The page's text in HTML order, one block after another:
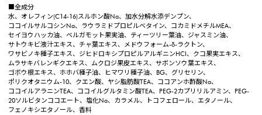
■全成分
水、オレフィン(C14-16)スルホン酸Na、加水分解水添デンプン、
ココイルサルコシンNa、ラウラミドプロピルベタイン、コカミドメチルMEA、
セイヨウハッカ油、ベルガモット果実油、ティーツリー葉油、ジャスミン油、
サトウキビ液汁エキス、チャ葉エキス、メドウフォーム-δ-ラクトン、
ワサビノキ種子エキス、ジヒドロキシプロピルアルギニンHCI、クコ果実エキス、
ムラサキバレンギクエキス、ムクロジ果皮エキス、サボンソウ葉エキス、
ゴボウ根エキス、ホホバ種子油、ヒマワリ種子油、BG、グリセリン、
ポリクオタニウム-10、クエン酸、ヤシ脂肪酸TEA、ココアンホ酢酸Na、
ココイルアラニンTEA、ココイルグルタミン酸TEA、PEG-2カプリリルアミン、PEG-
20ソルビタンココエート、塩化Na、カラメル、トコフェロール、エタノール、
フェノキシエタノール、香料